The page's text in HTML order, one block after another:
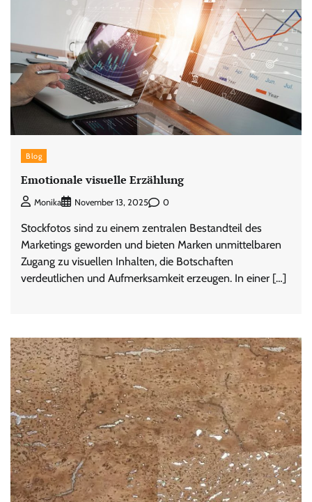
Blog
Emotionale visuelle Erzählung
Monika November 13, 2025 0
Stockfotos sind zu einem zentralen Bestandteil des
Marketings geworden und bieten Marken unmittelbaren
Zugang zu visuellen Inhalten, die Botschaften
verdeutlichen und Aufmerksamkeit erzeugen. In einer […]